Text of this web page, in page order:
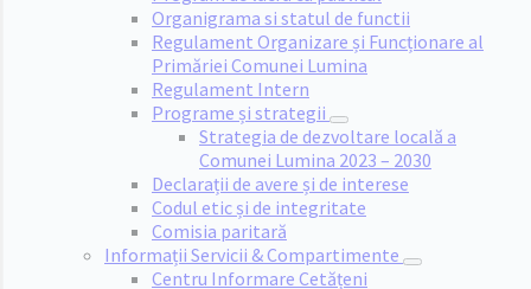
Organigrama si statul de functii
Regulament Organizare și Funcționare al
Primăriei Comunei Lumina
Regulament Intern
Programe și strategii
Strategia de dezvoltare locală a
Comunei Lumina 2023 – 2030
Declarații de avere și de interese
Codul etic și de integritate
Comisia paritară
Informații Servicii & Compartimente
Centru Informare Cetățeni